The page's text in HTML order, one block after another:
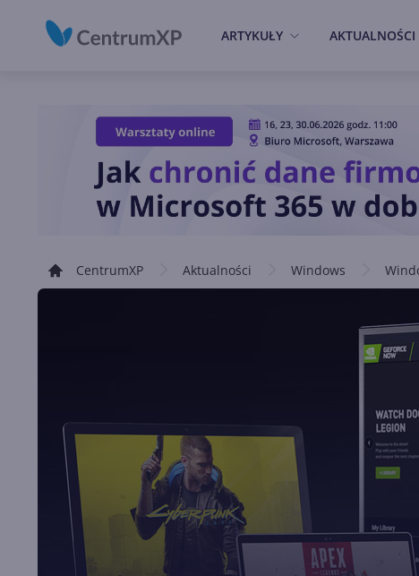
ARTYKUŁY AKTUALNOŚCI
CentrumXP Aktualności Windows